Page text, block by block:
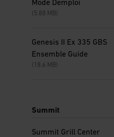
Mode Demploi
(5.88 MB)
Genesis II Ex 335 GBS
Ensemble Guide
(18.6 MB)
Summit
Summit Grill Center